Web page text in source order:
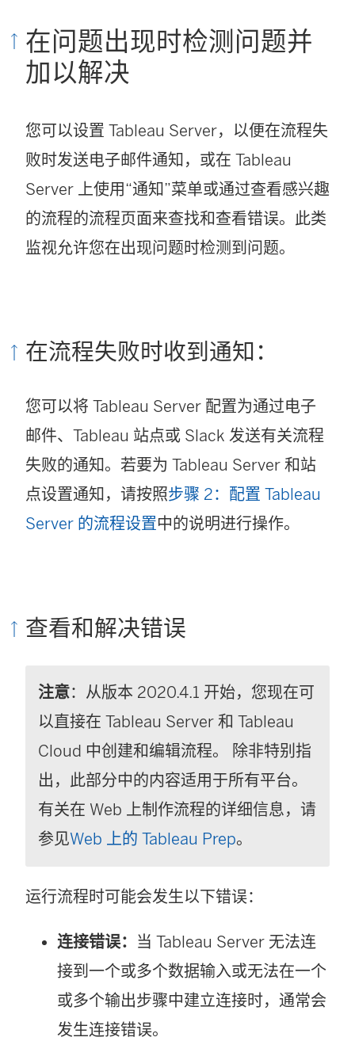
中
)
在问题出现时检测问题并
加以解决
您可以设置 Tableau Server，以便在流程失
败时发送电子邮件通知，或在 Tableau
Server 上使用“通知”菜单或通过查看感兴趣
的流程的流程页面来查找和查看错误。此类
监视允许您在出现问题时检测到问题。
在流程失败时收到通知：
您可以将 Tableau Server 配置为通过电子
邮件、Tableau 站点或 Slack 发送有关流程
失败的通知。若要为 Tableau Server 和站
点设置通知，请按照步骤 2：配置 Tableau
Server 的流程设置中的说明进行操作。
查看和解决错误
注意：从版本 2020.4.1 开始，您现在可
以直接在 Tableau Server 和 Tableau
Cloud 中创建和编辑流程。 除非特别指
出，此部分中的内容适用于所有平台。
有关在 Web 上制作流程的详细信息，请
参见Web 上的 Tableau Prep。
运行流程时可能会发生以下错误：
连接错误： 当 Tableau Server 无法连
接到一个或多个数据输入或无法在一个
或多个输出步骤中建立连接时，通常会
发生连接错误。